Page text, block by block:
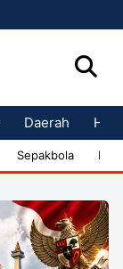
Daerah
Sepakbola